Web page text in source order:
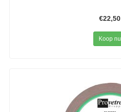
€22,50
Koop nu